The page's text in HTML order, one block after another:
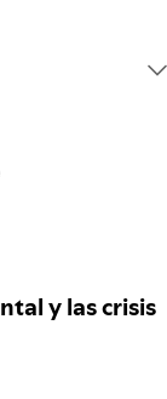
o
y las crisis